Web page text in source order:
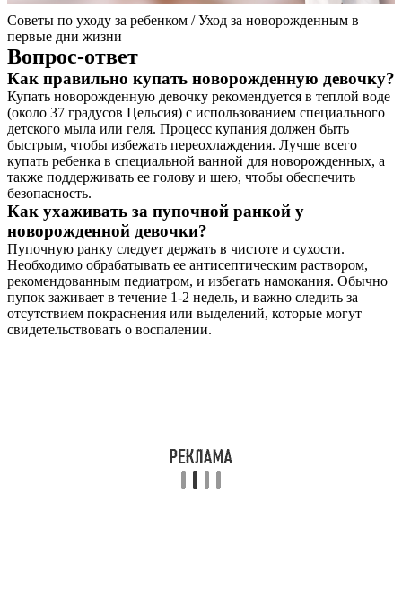
Советы по уходу за ребенком / Уход за новорожденным в
первые дни жизни
Вопрос-ответ
Как правильно купать новорожденную девочку?
Купать новорожденную девочку рекомендуется в теплой воде
(около 37 градусов Цельсия) с использованием специального
детского мыла или геля. Процесс купания должен быть
быстрым, чтобы избежать переохлаждения. Лучше всего
купать ребенка в специальной ванной для новорожденных, а
также поддерживать ее голову и шею, чтобы обеспечить
безопасность.
Как ухаживать за пупочной ранкой у
новорожденной девочки?
Пупочную ранку следует держать в чистоте и сухости.
Необходимо обрабатывать ее антисептическим раствором,
рекомендованным педиатром, и избегать намокания. Обычно
пупок заживает в течение 1-2 недель, и важно следить за
отсутствием покраснения или выделений, которые могут
свидетельствовать о воспалении.